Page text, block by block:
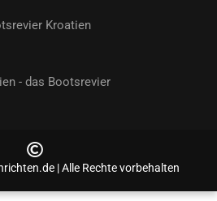
Kroatien
- das Bootsrevier
| Alle Rechte vorbehalten